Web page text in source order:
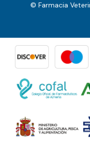
© Farmacia